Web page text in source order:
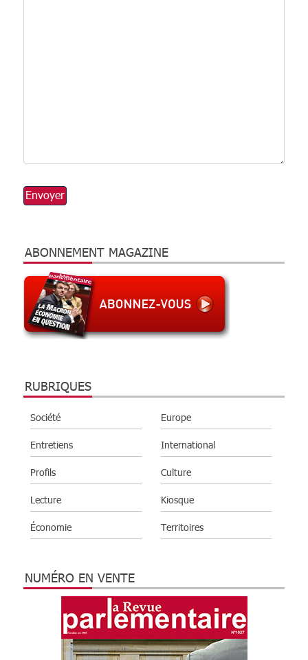
Envoyer
ABONNEMENT MAGAZINE
RUBRIQUES
Société
Europe
Entretiens
International
Profils
Culture
Lecture
Kiosque
Économie
Territoires
NUMÉRO EN VENTE